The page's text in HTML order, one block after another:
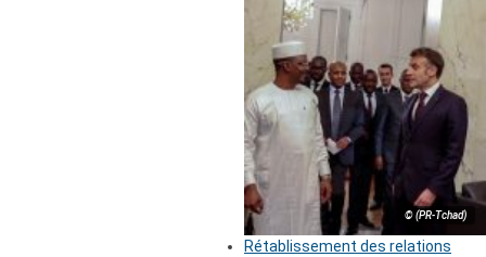
© (PR-Tchad)
Rétablissement des relations